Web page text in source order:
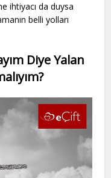
ihtiyacı da duysa
belli yolları
Diye Yalan